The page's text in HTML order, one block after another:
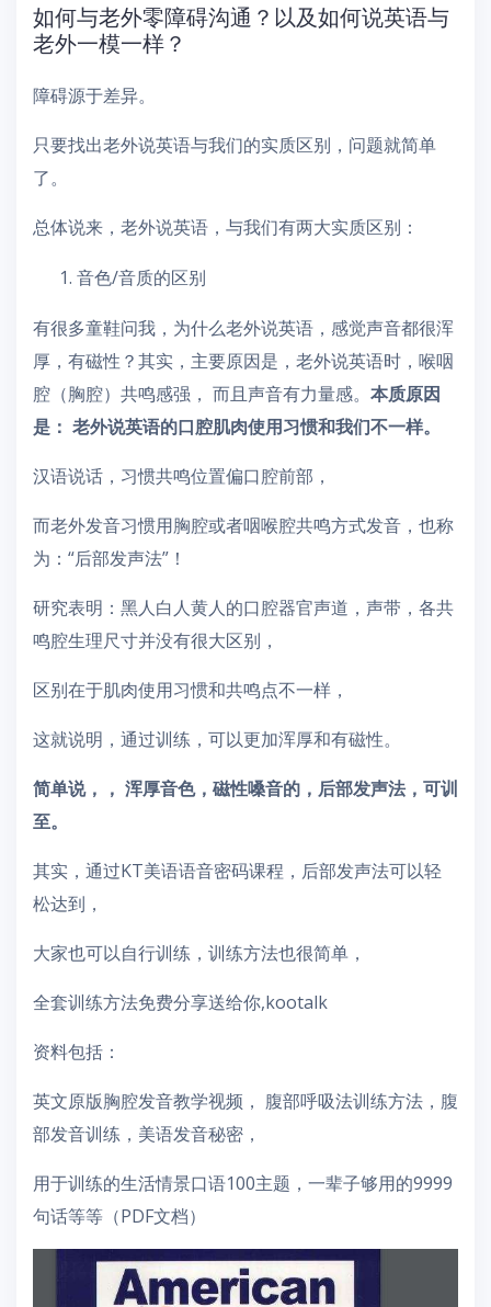
如何与老外零障碍沟通？以及如何说英语与
老外一模一样？
障碍源于差异。
只要找出老外说英语与我们的实质区别，问题就简单
了。
总体说来，老外说英语，与我们有两大实质区别：
音色/音质的区别
有很多童鞋问我，为什么老外说英语，感觉声音都很浑
厚，有磁性？其实，主要原因是，老外说英语时，喉咽
腔（胸腔）共鸣感强， 而且声音有力量感。 本质原因
是： 老外说英语的口腔肌肉使用习惯和我们不一样。
汉语说话，习惯共鸣位置偏口腔前部，
而老外发音习惯用胸腔或者咽喉腔共鸣方式发音，也称
为：“后部发声法”！
研究表明：黑人白人黄人的口腔器官声道，声带，各共
鸣腔生理尺寸并没有很大区别，
区别在于肌肉使用习惯和共鸣点不一样，
这就说明，通过训练，可以更加浑厚和有磁性。
简单说，， 浑厚音色，磁性嗓音的，后部发声法，可训
至。
其实，通过KT美语语音密码课程，后部发声法可以轻
松达到，
大家也可以自行训练，训练方法也很简单，
全套训练方法免费分享送给你,kootalk
资料包括：
英文原版胸腔发音教学视频， 腹部呼吸法训练方法，腹
部发音训练，美语发音秘密，
用于训练的生活情景口语100主题，一辈子够用的9999
句话等等（PDF文档）